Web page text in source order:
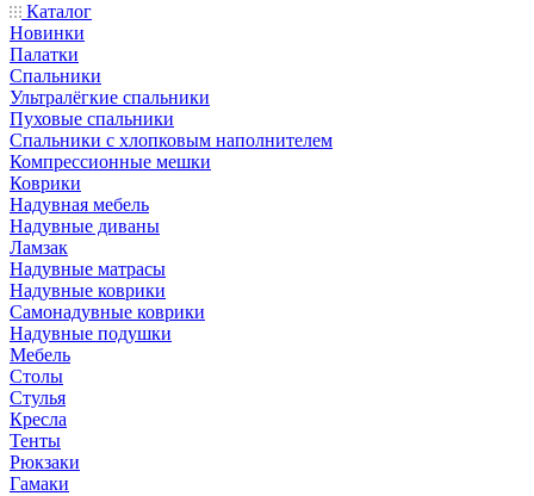
Каталог
Новинки
Палатки
Спальники
Ультралёгкие спальники
Пуховые спальники
Спальники с хлопковым наполнителем
Компрессионные мешки
Коврики
Надувная мебель
Надувные диваны
Ламзак
Надувные матрасы
Надувные коврики
Самонадувные коврики
Надувные подушки
Мебель
Столы
Стулья
Кресла
Тенты
Рюкзаки
Гамаки